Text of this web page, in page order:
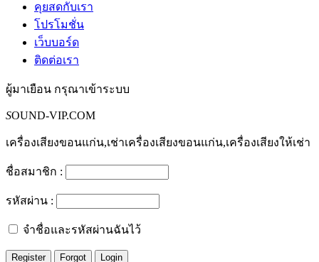
คุยสดกับเรา
โปรโมชั่น
เว็บบอร์ด
ติดต่อเรา
ผู้มาเยือน กรุณาเข้าระบบ
SOUND-VIP.COM
เครื่องเสียงขอนแก่น,เช่าเครื่องเสียงขอนแก่น,เครื่องเสียงให้เช่า
ชื่อสมาชิก :
รหัสผ่าน :
จำชื่อและรหัสผ่านฉันไว้